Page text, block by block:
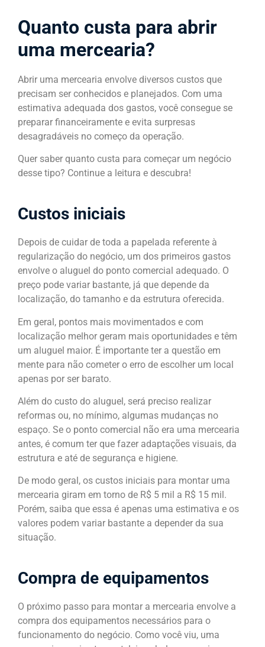
Quanto custa para abrir
uma mercearia?
Abrir uma mercearia envolve diversos custos que
precisam ser conhecidos e planejados. Com uma
estimativa adequada dos gastos, você consegue se
preparar financeiramente e evita surpresas
desagradáveis no começo da operação.
Quer saber quanto custa para começar um negócio
desse tipo? Continue a leitura e descubra!
Custos iniciais
Depois de cuidar de toda a papelada referente à
regularização do negócio, um dos primeiros gastos
envolve o aluguel do ponto comercial adequado. O
preço pode variar bastante, já que depende da
localização, do tamanho e da estrutura oferecida.
Em geral, pontos mais movimentados e com
localização melhor geram mais oportunidades e têm
um aluguel maior. É importante ter a questão em
mente para não cometer o erro de escolher um local
apenas por ser barato.
Além do custo do aluguel, será preciso realizar
reformas ou, no mínimo, algumas mudanças no
espaço. Se o ponto comercial não era uma mercearia
antes, é comum ter que fazer adaptações visuais, da
estrutura e até de segurança e higiene.
De modo geral, os custos iniciais para montar uma
mercearia giram em torno de R$ 5 mil a R$ 15 mil.
Porém, saiba que essa é apenas uma estimativa e os
valores podem variar bastante a depender da sua
situação.
Compra de equipamentos
O próximo passo para montar a mercearia envolve a
compra dos equipamentos necessários para o
funcionamento do negócio. Como você viu, uma